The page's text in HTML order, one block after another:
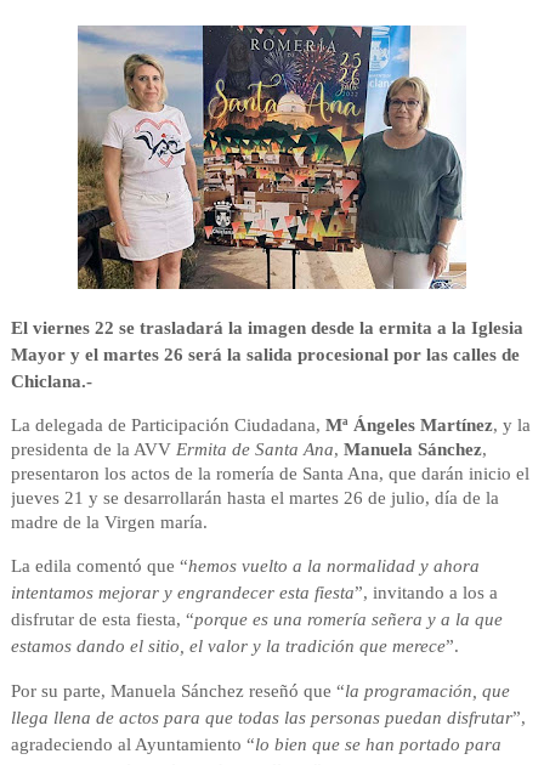
El viernes 22 se trasladará la imagen desde la ermita a la Iglesia
Mayor y el martes 26 será la salida procesional por las calles de
Chiclana.-
La delegada de Participación Ciudadana, Mª Ángeles Martínez, y la
presidenta de la AVV Ermita de Santa Ana, Manuela Sánchez,
presentaron los actos de la romería de Santa Ana, que darán inicio el
jueves 21 y se desarrollarán hasta el martes 26 de julio, día de la
madre de la Virgen maría.
La edila comentó que “hemos vuelto a la normalidad y ahora
intentamos mejorar y engrandecer esta fiesta”, invitando a los a
disfrutar de esta fiesta, “porque es una romería señera y a la que
estamos dando el sitio, el valor y la tradición que merece”.
Por su parte, Manuela Sánchez reseñó que “la programación, que
llega llena de actos para que todas las personas puedan disfrutar”,
agradeciendo al Ayuntamiento “lo bien que se han portado para